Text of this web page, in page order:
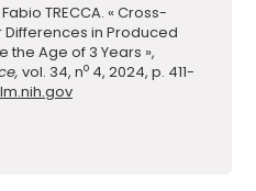
TRECCA. « Cross-
in Produced
the Age of 3 Years »,
vol. 34, no 4, 2024, p. 411-